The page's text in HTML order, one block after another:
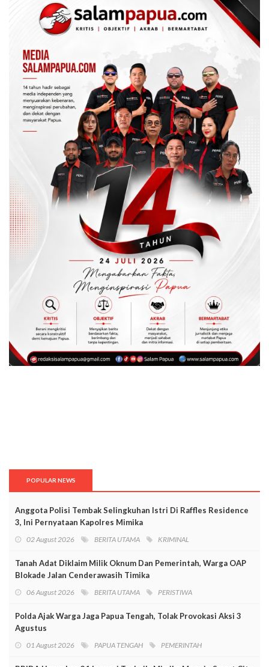
POPULAR NEWS
Anggota Polisi Tembak Selingkuhan Istri Di Raffles Residence
3, Ini Pernyataan Kapolres Mimika
02 August 2026 BERITA UTAMA KRIMINAL
Tanah Adat Diklaim Milik Oknum Dan Pemerintah, Warga OAP
Blokade Jalan Cenderawasih Timika
06 August 2026 BERITA UTAMA PERISTIWA
Polda Ajak Warga Jaga Papua Tengah, Tolak Provokasi Aksi 3
Agustus
01 August 2026 PAPUA TENGAH PEMERINTAH